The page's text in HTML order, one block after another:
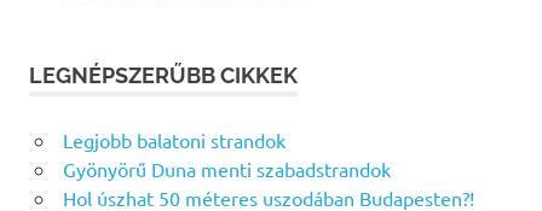
LEGNÉPSZERŰBB CIKKEK
Legjobb balatoni strandok
Gyönyörű Duna menti szabadstrandok
Hol úszhat 50 méteres uszodában Budapesten?!